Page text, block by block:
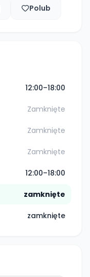
Polub
12:00–18:00
Zamknięte
Zamknięte
Zamknięte
12:00–18:00
zamknięte
zamknięte